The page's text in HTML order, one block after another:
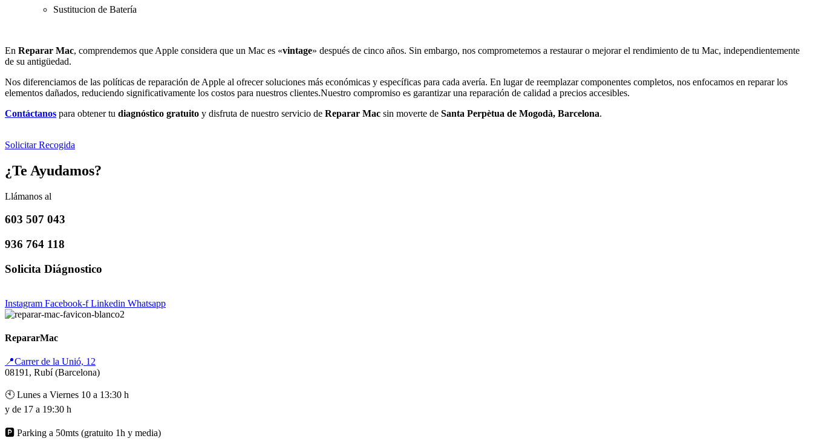
Sustitucion de Batería
En Reparar Mac, comprendemos que Apple considera que un Mac es «vintage» después de cinco años. Sin embargo, nos comprometemos a restaurar o mejorar el rendimiento de tu Mac, independientemente
de su antigüedad.
Nos diferenciamos de las políticas de reparación de Apple al ofrecer soluciones más económicas y específicas para cada avería. En lugar de reemplazar componentes completos, nos enfocamos en reparar los
elementos dañados, reduciendo significativamente los costos para nuestros clientes.Nuestro compromiso es garantizar una reparación de calidad a precios accesibles.
Contáctanos para obtener tu diagnóstico gratuito y disfruta de nuestro servicio de Reparar Mac sin moverte de Santa Perpètua de Mogodà, Barcelona.
Solicitar Recogida
¿Te Ayudamos?
Llámanos al
603 507 043
936 764 118
Solicita Diágnostico
Instagram Facebook-f Linkedin Whatsapp
RepararMac
📍Carrer de la Unió, 12
08191, Rubí (Barcelona)
🕙 Lunes a Viernes 10 a 13:30 h
y de 17 a 19:30 h
🅿️ Parking a 50mts (gratuito 1h y media)